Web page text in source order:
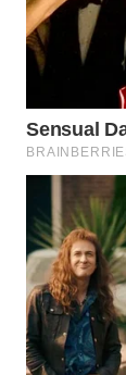
CIANJUR
WN
KEPULAUAN
SERIBU
TANGERANG
WN
BINJAI
WN
CIREBON